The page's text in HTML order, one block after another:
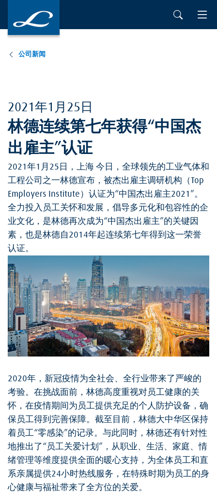
公司新闻
2021年1月25日
林德连续第七年获得“中国杰
出雇主”认证
2021年1月25日，上海 今日，全球领先的工业气体和
工程公司之一林德宣布，被杰出雇主调研机构（Top
Employers Institute）认证为“中国杰出雇主2021”。
全力投入员工关怀和发展，倡导多元化和包容性的企
业文化，是林德再次成为“中国杰出雇主”的关键因
素，也是林德自2014年起连续第七年得到这一荣誉
认证。
2020年，新冠疫情为全社会、全行业带来了严峻的
考验。在挑战面前，林德高度重视对员工健康的关
怀，在疫情期间为员工提供充足的个人防护设备，确
保员工得到完善保障。截至目前，林德大中华区保持
着员工“零感染”的记录。与此同时，林德还有针对性
地推出了“员工关爱计划”，从职业、生活、家庭、情
绪管理等维度提供全面的暖心支持，为全体员工和直
系亲属提供24小时热线服务，在特殊时期为员工的身
心健康与福祉带来了全方位的关爱。